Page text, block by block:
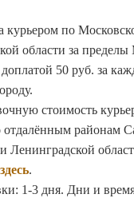
курьером по
области за
50 руб. за
стоимость
отдалённым районам
Ленинградской
здесь.
1-3 дня. Дни и